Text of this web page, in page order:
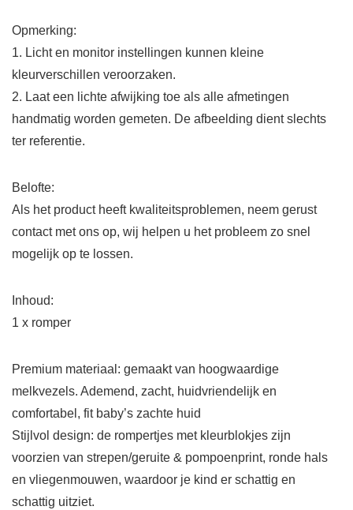
Opmerking:
1. Licht en monitor instellingen kunnen kleine
kleurverschillen veroorzaken.
2. Laat een lichte afwijking toe als alle afmetingen
handmatig worden gemeten. De afbeelding dient slechts
ter referentie.
Belofte:
Als het product heeft kwaliteitsproblemen, neem gerust
contact met ons op, wij helpen u het probleem zo snel
mogelijk op te lossen.
Inhoud:
1 x romper
Premium materiaal: gemaakt van hoogwaardige
melkvezels. Ademend, zacht, huidvriendelijk en
comfortabel, fit baby’s zachte huid
Stijlvol design: de rompertjes met kleurblokjes zijn
voorzien van strepen/geruite & pompoenprint, ronde hals
en vliegenmouwen, waardoor je kind er schattig en
schattig uitziet.